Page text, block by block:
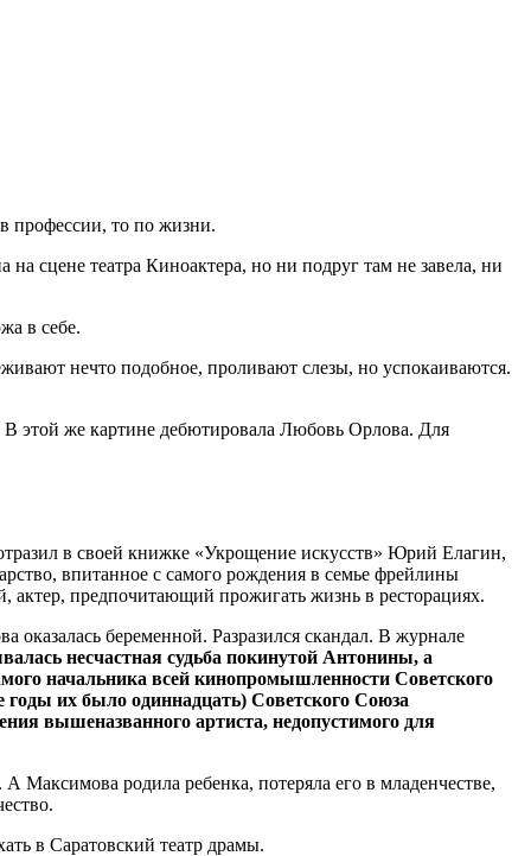
профессии, то по жизни.
сцене театра Киноактера, но ни подруг там не завела, ни
в себе.
нечто подобное, проливают слезы, но успокаиваются.
В этой же картине дебютировала Любовь Орлова. Для
в своей книжке «Укрощение искусств» Юрий Елагин,
впитанное с самого рождения в семье фрейлины
актер, предпочитающий прожигать жизнь в ресторациях.
беременной. Разразился скандал. В журнале
несчастная судьба покинутой Антонины, а
начальника всей кинопромышленности Советского
их было одиннадцать) Советского Союза
вышеназванного артиста, недопустимого для
Максимова родила ребенка, потеряла его в младенчестве,
в Саратовский театр драмы.